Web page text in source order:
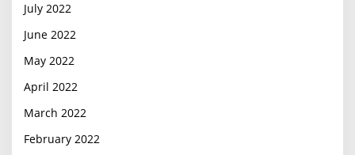
July 2022
June 2022
May 2022
April 2022
March 2022
February 2022